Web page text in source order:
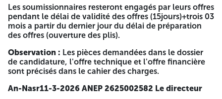
Capacités techniques:Ayant réalisé un projet similaire
dans le domaine de l'éclairage public d'un montant
égale ou supérieur 1.000.000.00 DA justifie par des
attestations d'exécution ou de bonne exécution
délivrée par les maîtres d'ouvrages publics portant la
mention réceptionnée définitive ou accompagné par
des PV de réception définitive.
La liste résumée des pièces demandées :
Les soumissionnaires resteront engagés par leurs offres
pendant le délai de validité des offres (15jours)+trois 03
mois a partir du dernier jour du délai de préparation
des offres (ouverture des plis).
Observation : Les pièces demandées dans le dossier
de candidature, l'offre technique et l'offre financière
sont précisés dans le cahier des charges.
An-Nasr11-3-2026 ANEP 2625002582 Le directeur